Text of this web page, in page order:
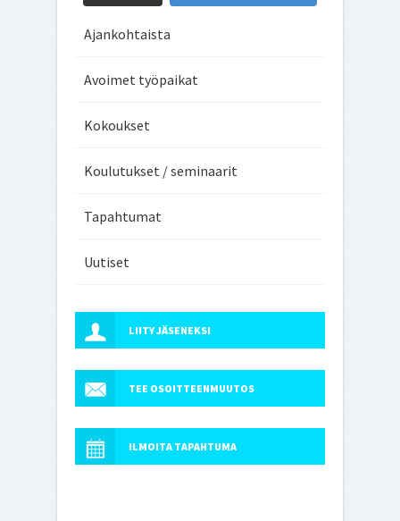
Ajankohtaista
Avoimet työpaikat
Kokoukset
Koulutukset / seminaarit
Tapahtumat
Uutiset
LIITY JÄSENEKSI
TEE OSOITTEENMUUTOS
ILMOITA TAPAHTUMA